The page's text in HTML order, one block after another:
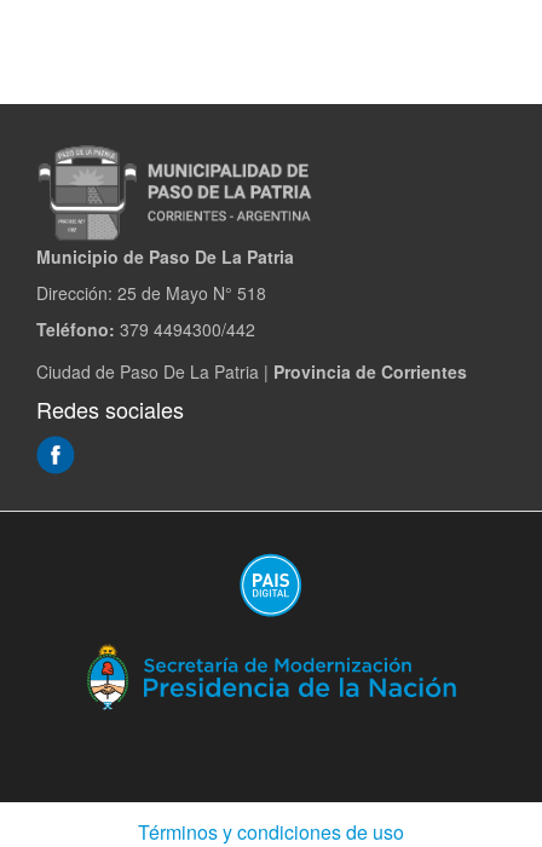
Municipio de Paso De La Patria
Dirección: 25 de Mayo N° 518
Teléfono: 379 4494300/442
Ciudad de Paso De La Patria | Provincia de Corrientes
Redes sociales
Términos y condiciones de uso(Abre